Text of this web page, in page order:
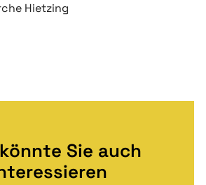
Hietzing
Sie auch